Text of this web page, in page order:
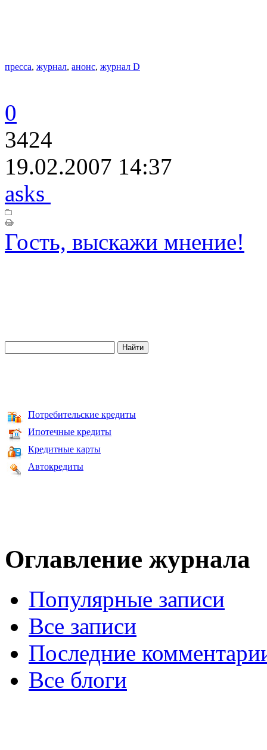
пресса, журнал, анонс, журнал D
0
3424
19.02.2007 14:37
asks
Гость, выскажи мнение!
Потребительские кредиты
Ипотечные кредиты
Кредитные карты
Автокредиты
Оглавление журнала
Популярные записи
Все записи
Последние
Все блоги